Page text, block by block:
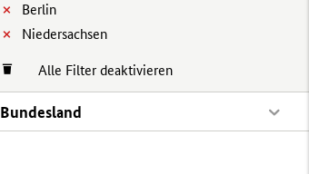
Berlin
Niedersachsen
Alle Filter deaktivieren
Bundesland